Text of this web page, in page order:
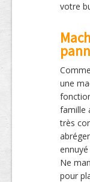
votre
une
famille
très
Ne
pour